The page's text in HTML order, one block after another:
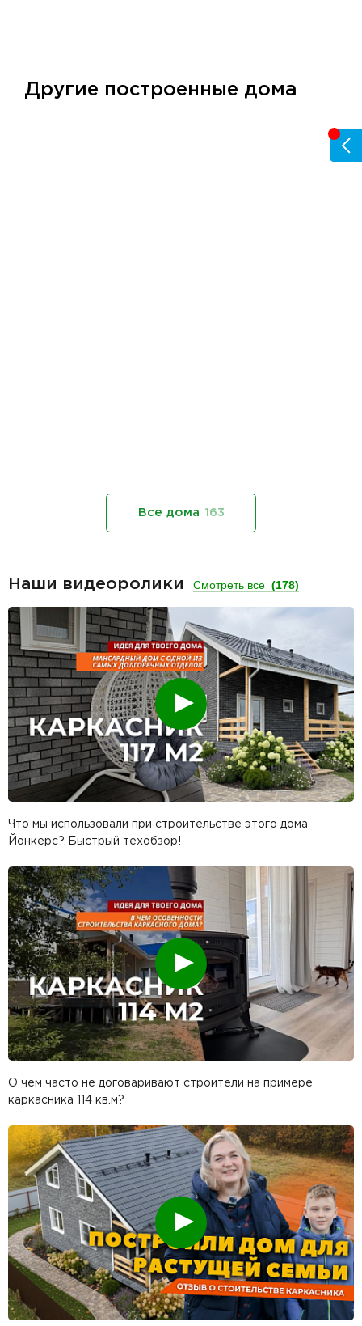
Другие построенные дома
Все дома 163
Наши видеоролики Смотреть все (178)
Смотреть
Что мы использовали при строительстве этого дома
Йонкерс? Быстрый техобзор!
Смотреть
О чем часто не договаривают строители на примере
каркасника 114 кв.м?
Смотреть